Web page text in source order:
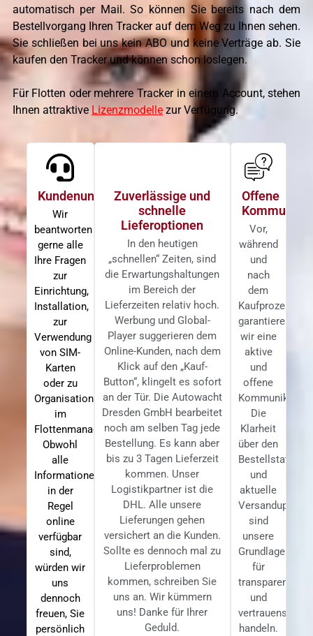
automatisch per Mail. So können Sie bereits nach dem
Bestellvorgang Ihren Tracker auf dem Weg zu Ihnen sehen.
Sie schließen bei uns kein ABO und keine Verträge ab. Sie
kaufen den Tracker und können schon loslegen.
Für Flotten oder mehrere Tracker in einem Account, stehen
Ihnen attraktive Lizenzmodellezur Verfügung.
Kundenunterstützung
Wir
beantworten
gerne alle
Ihre Fragen
zur
Einrichtung,
Installation,
zur
Verwendung
von SIM-
Karten
oder zu
Organisationsstrukturen
im
Flottenmanagement.
Obwohl
alle
Informationen
in der
Regel
online
verfügbar
sind,
würden wir
uns
dennoch
freuen, Sie
persönlich
Zuverlässige und
schnelle
Lieferoptionen
In den heutigen
„schnellen“ Zeiten, sind
die Erwartungshaltungen
im Bereich der
Lieferzeiten relativ hoch.
Werbung und Global-
Player suggerieren dem
Online-Kunden, nach dem
Klick auf den „Kauf-
Button“, klingelt es sofort
an der Tür. Die Autowacht
Dresden GmbH bearbeitet
noch am selben Tag jede
Bestellung. Es kann aber
bis zu 3 Tagen Lieferzeit
kommen. Unser
Logistikpartner ist die
DHL. Alle unsere
Lieferungen gehen
versichert an die Kunden.
Sollte es dennoch mal zu
Lieferproblemen
kommen, schreiben Sie
uns an. Wir kümmern
uns! Danke für Ihrer
Geduld.
Offene
Vor,
während
und
nach
dem
Kaufprozess
garantieren
wir eine
aktive
und
offene
Die
Klarheit
über den
Bestellstatus
und
aktuelle
Versandupdates
sind
unsere
Grundlagen
für
transparentes
und
handeln.